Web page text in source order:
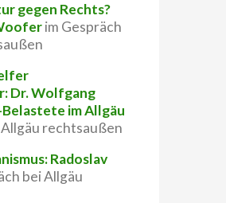
gegen Rechts?
im Gespräch
Dr. Wolfgang
im Allgäu
rechtsaußen
Radoslav
bei Allgäu